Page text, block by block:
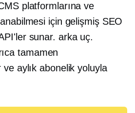
platformlarına ve
için gelişmiş SEO
sunar. arka uç.
tamamen
ve aylık abonelik yoluyla